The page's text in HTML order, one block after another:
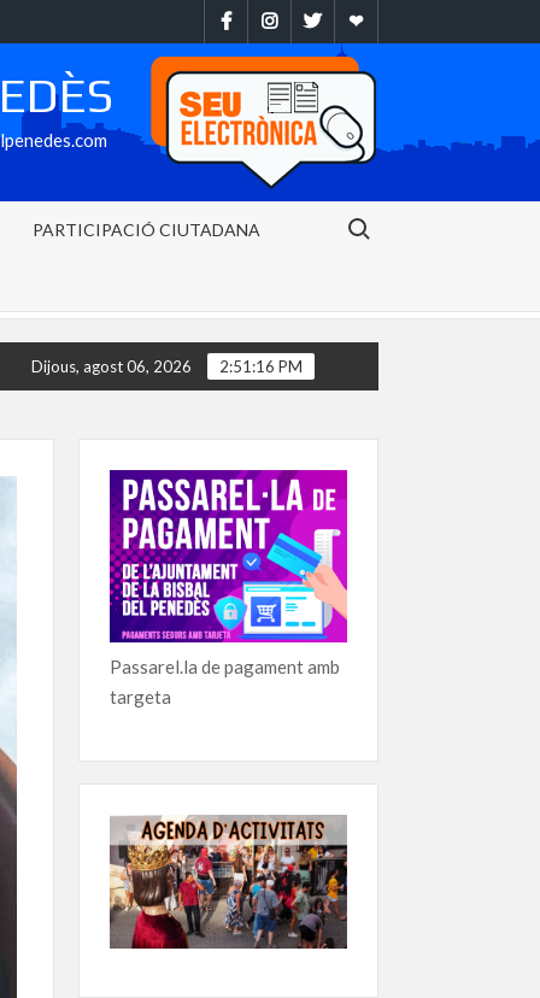
FacebookInstragram
TwitterEbando
PARTICIPACIÓ CIUTADANA
Search for:
per metre quadrat en 30 minuts al Baix Penedès
Dijous, agost 06, 2026 2:51:18 PM
Passarel.la de pagament amb
targeta